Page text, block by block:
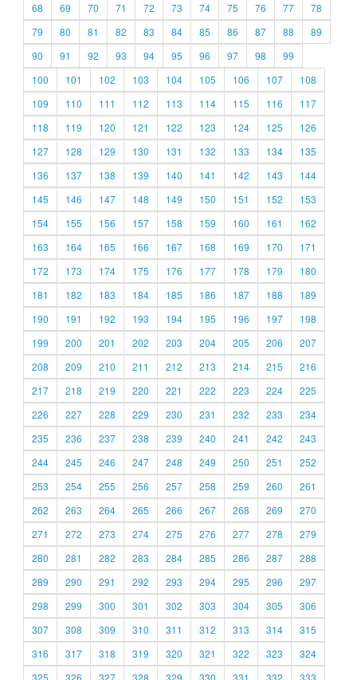
68
69 70 71 72 73 74 75 76 77
78
79
80 81 82 83 84 85 86 87 88
89
90
91 92 93 94 95 96 97 98
99
100
101 102 103 104 105 106 107
108
109
110 111 112 113 114 115 116
117
118
119 120 121 122 123 124 125
126
127
128 129 130 131 132 133 134
135
136
137 138 139 140 141 142 143
144
145
146 147 148 149 150 151 152
153
154
155 156 157 158 159 160 161
162
163
164 165 166 167 168 169 170
171
172
173 174 175 176 177 178 179
180
181
182 183 184 185 186 187 188
189
190
191 192 193 194 195 196 197
198
199
200 201 202 203 204 205 206
207
208
209 210 211 212 213 214 215
216
217
218 219 220 221 222 223 224
225
226
227 228 229 230 231 232 233
234
235
236 237 238 239 240 241 242
243
244
245 246 247 248 249 250 251
252
253
254 255 256 257 258 259 260
261
262
263 264 265 266 267 268 269
270
271
272 273 274 275 276 277 278
279
280
281 282 283 284 285 286 287
288
289
290 291 292 293 294 295 296
297
298
299 300 301 302 303 304 305
306
307
308 309 310 311 312 313 314
315
316
317 318 319 320 321 322 323
324
325
326 327 328 329 330 331 332 333